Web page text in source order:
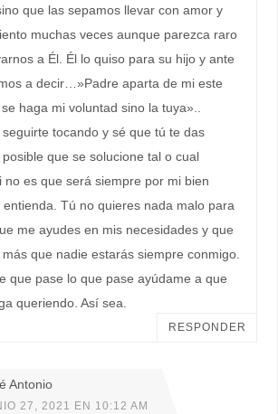
que las sepamos llevar con amor y
muchas veces aunque parezca raro
a Él. Él lo quiso para su hijo y ante
a decir…»Padre aparta de mi este
haga mi voluntad sino la tuya»..
tocando y sé que tú te das
que se solucione tal o cual
no es que será siempre por mi bien
Tú no quieres nada malo para
me ayudes en mis necesidades y que
que nadie estarás siempre conmigo.
que pase lo que pase ayúdame a que
queriendo. Así sea.
RESPONDER
Antonio
27, 2021 EN 10:12 AM